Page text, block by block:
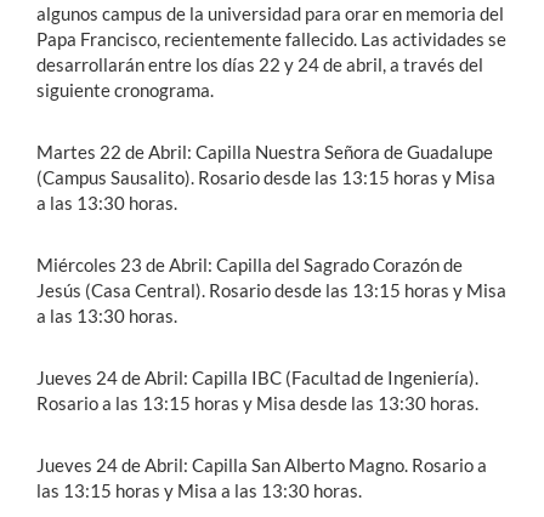
algunos campus de la universidad para orar en memoria del
Papa Francisco, recientemente fallecido. Las actividades se
desarrollarán entre los días 22 y 24 de abril, a través del
siguiente cronograma.
Martes 22 de Abril: Capilla Nuestra Señora de Guadalupe
(Campus Sausalito). Rosario desde las 13:15 horas y Misa
a las 13:30 horas.
Miércoles 23 de Abril: Capilla del Sagrado Corazón de
Jesús (Casa Central). Rosario desde las 13:15 horas y Misa
a las 13:30 horas.
Jueves 24 de Abril: Capilla IBC (Facultad de Ingeniería).
Rosario a las 13:15 horas y Misa desde las 13:30 horas.
Jueves 24 de Abril: Capilla San Alberto Magno. Rosario a
las 13:15 horas y Misa a las 13:30 horas.